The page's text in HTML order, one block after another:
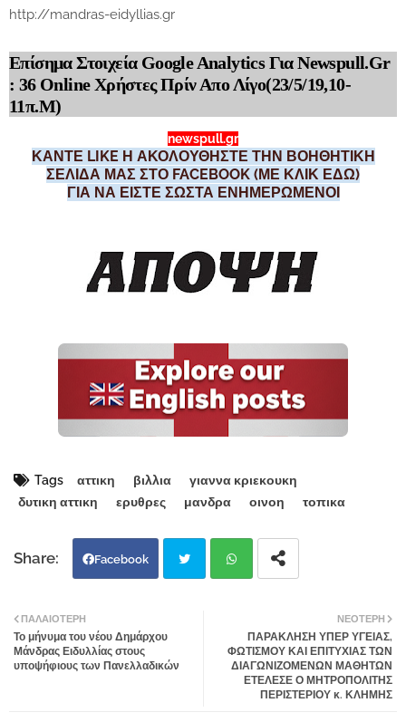
http://mandras-eidyllias.gr
Επίσημα Στοιχεία Google Analytics Για Newspull.Gr
: 36 Online Χρήστες Πρίν Απο Λίγο(23/5/19,10-
11π.Μ)
newspull.gr
ΚΑΝΤΕ LIKE Η ΑΚΟΛΟΥΘΗΣΤΕ ΤΗΝ ΒΟΗΘΗΤΙΚΗ
ΣΕΛΙΔΑ ΜΑΣ ΣΤΟ FACEBOOK (ΜΕ ΚΛΙΚ ΕΔΩ)
ΓΙΑ ΝΑ ΕΙΣΤΕ ΣΩΣΤΑ ΕΝΗΜΕΡΩΜΕΝΟΙ
Tags αττικη βιλλια
γιαννα κριεκουκη
δυτικη αττικη
ερυθρες μανδρα οινοη τοπικα
Facebook
ΝΕΌΤΕΡΗ
ΠΑΡΑΚΛΗΣΗ ΥΠΕΡ ΥΓΕΙΑΣ,
ΦΩΤΙΣΜΟΥ ΚΑΙ ΕΠΙΤΥΧΙΑΣ ΤΩΝ
ΔΙΑΓΩΝΙΖΟΜΕΝΩΝ ΜΑΘΗΤΩΝ
ΕΤΕΛΕΣΕ Ο ΜΗΤΡΟΠΟΛΙΤΗΣ
ΠΕΡΙΣΤΕΡΙΟΥ κ. ΚΛΗΜΗΣ
ΠΑΛΑΙΌΤΕΡΗ
Το μήνυμα του νέου Δημάρχου
Μάνδρας Ειδυλλίας στους
υποψήφιους των Πανελλαδικών